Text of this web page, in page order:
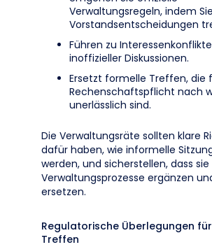
Verwaltungsregeln, indem
Vorstandsentscheidungen
Führen zu
inoffizieller Diskussionen.
Ersetzt formelle Treffen, die
Rechenschaftspflicht nach
unerlässlich sind.
Die Verwaltungsräte sollten klare
dafür haben, wie informelle
werden, und sicherstellen, dass
Verwaltungsprozesse ergänzen
ersetzen.
Regulatorische Überlegungen
Treffen